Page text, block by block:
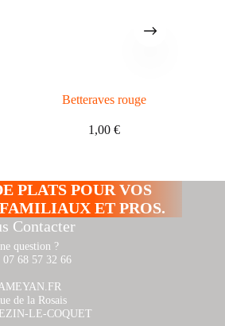
Betteraves rouge
1,00 €
PLATS POUR VOS
ET PROS.
Contacter
question ?
07 68 57 32 66
de la Rosais
LE-COQUET